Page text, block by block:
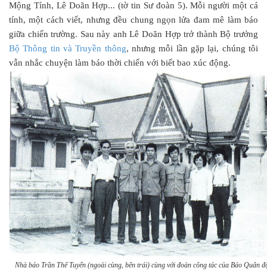
Mộng Tỉnh, Lê Doãn Hợp... (tờ tin Sư đoàn 5). Mỗi người một cá
tính, một cách viết, nhưng đều chung ngọn lửa đam mê làm báo
giữa chiến trường. Sau này anh Lê Doãn Hợp trở thành Bộ trưởng
Bộ Thông tin và Truyền thông, nhưng mỗi lần gặp lại, chúng tôi
vẫn nhắc chuyện làm báo thời chiến với biết bao xúc động.
Nhà báo Trần Thế Tuyển (ngoài cùng, bên trái) cùng với đoàn công tác của Báo Quân